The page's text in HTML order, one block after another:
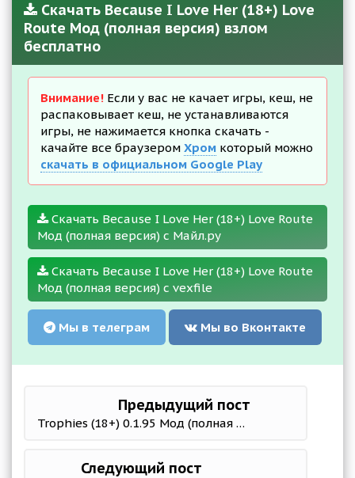
Скачать Because I Love Her (18+) Love
Route Мод (полная версия) взлом
бесплатно
Внимание! Если у вас не качает игры, кеш, не
распаковывает кеш, не устанавливаются
игры, не нажимается кнопка скачать -
качайте все браузером Хром который можно
скачать в официальном Google Play
Скачать Because I Love Her (18+) Love Route
Мод (полная версия) с Майл.ру
Скачать Because I Love Her (18+) Love Route
Мод (полная версия) с vexfile
Мы в телеграм Мы во Вконтакте
Предыдущий пост
Trophies (18+) 0.1.95 Мод (полная версия)
Следующий пост